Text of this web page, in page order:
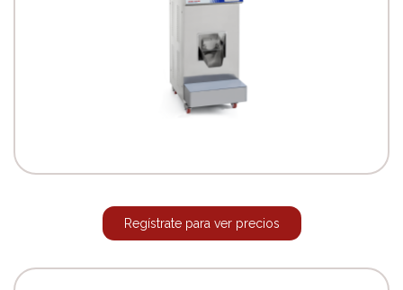
Regístrate para ver precios